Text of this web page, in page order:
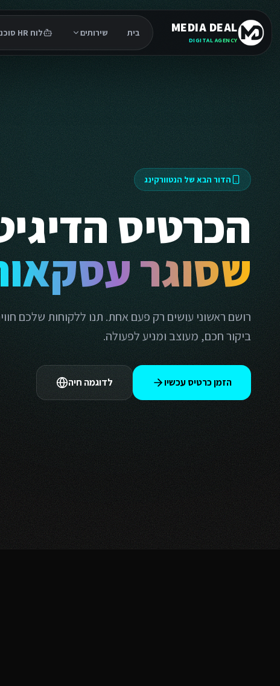
MEDIA DEAL
DIGITAL AGENCY
בית שירותים לוח HR סוכנים
הדור הבא של הנטוורקינג
הכרטיס
שסוגר
רושם ראשוני עושים רק פעם אחת. תנו ללקוחות שלכם
ביקור חכם, מעוצב ומניע לפעולה.
הזמן כרטיס עכשיו לדוגמה חיה